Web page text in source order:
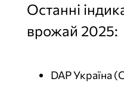
Останні
врожай 2025:
DAP Україна